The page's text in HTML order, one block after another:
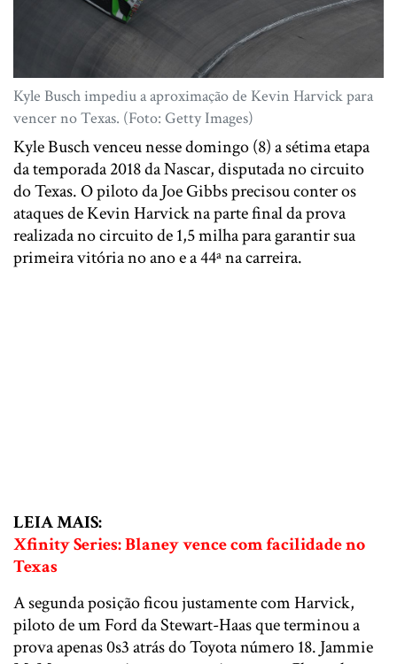
Kyle Busch impediu a aproximação de Kevin Harvick para
vencer no Texas. (Foto: Getty Images)
Kyle Busch venceu nesse domingo (8) a sétima etapa
da temporada 2018 da Nascar, disputada no circuito
do Texas. O piloto da Joe Gibbs precisou conter os
ataques de Kevin Harvick na parte final da prova
realizada no circuito de 1,5 milha para garantir sua
primeira vitória no ano e a 44ª na carreira.
LEIA MAIS:
Xfinity Series: Blaney vence com facilidade no
Texas
A segunda posição ficou justamente com Harvick,
piloto de um Ford da Stewart-Haas que terminou a
prova apenas 0s3 atrás do Toyota número 18. Jammie